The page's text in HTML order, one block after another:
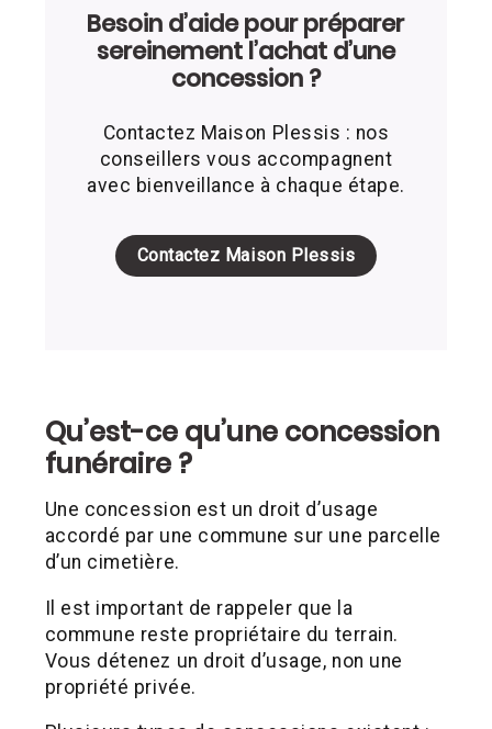
Besoin d’aide pour préparer
sereinement l’achat d’une
concession ?
Contactez Maison Plessis : nos
conseillers vous accompagnent
avec bienveillance à chaque étape.
Contactez Maison Plessis
Qu’est-ce qu’une concession
funéraire ?
Une concession est un droit d’usage
accordé par une commune sur une parcelle
d’un cimetière.
Il est important de rappeler que la
commune reste propriétaire du terrain.
Vous détenez un droit d’usage, non une
propriété privée.